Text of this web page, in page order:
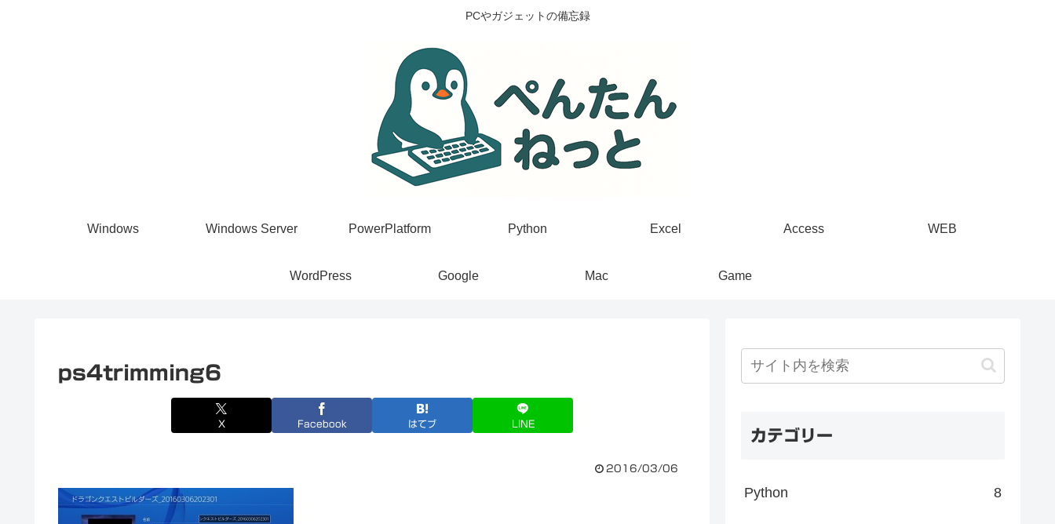
PCやガジェットの備忘録
Windows Windows Server PowerPlatform Python Excel Access WEB
WordPress Google Mac Game
ps4trimming6
X Facebook はてブ LINE
2016/03/06
カテゴリー
Python 8